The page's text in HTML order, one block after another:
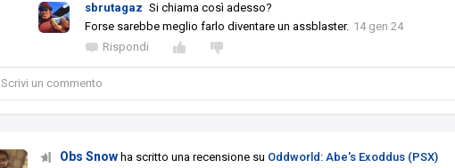
sbrutagaz Si chiama così adesso?
Forse sarebbe meglio farlo diventare un assblaster. 14 gen 24
Rispondi
Scrivi un commento
Obs Snow ha scritto una recensione su Oddworld: Abe's Exoddus (PSX)